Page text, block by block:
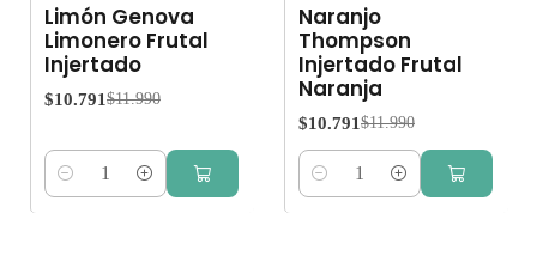
Limón Genova
Limonero Frutal
Injertado
$10.791 $11.990
Cantidad
Naranjo
Thompson
Injertado Frutal
Naranja
$10.791 $11.990
Cantidad